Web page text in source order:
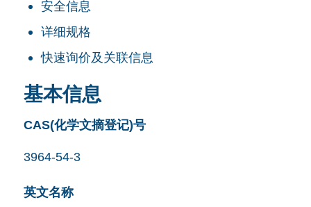
安全信息
详细规格
快速询价及关联信息
基本信息
CAS(化学文摘登记)号
3964-54-3
英文名称